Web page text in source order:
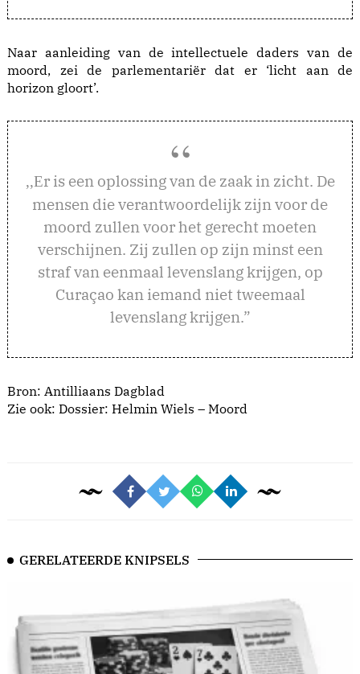
Naar aanleiding van de intellectuele daders van de
moord, zei de parlementariër dat er ‘licht aan de
horizon gloort’.
,,Er is een oplossing van de zaak in zicht. De
mensen die verantwoordelijk zijn voor de
moord zullen voor het gerecht moeten
verschijnen. Zij zullen op zijn minst een
straf van eenmaal levenslang krijgen, op
Curaçao kan iemand niet tweemaal
levenslang krijgen.”
Bron: Antilliaans Dagblad
Zie ook: Dossier: Helmin Wiels – Moord
GERELATEERDE KNIPSELS